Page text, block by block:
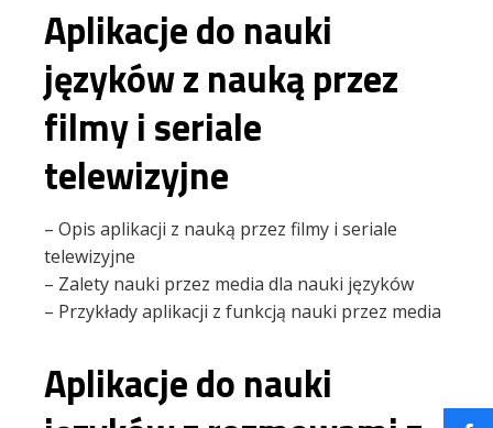
Aplikacje do nauki
języków z nauką przez
filmy i seriale
telewizyjne
– Opis aplikacji z nauką przez filmy i seriale
telewizyjne
– Zalety nauki przez media dla nauki języków
– Przykłady aplikacji z funkcją nauki przez media
Aplikacje do nauki